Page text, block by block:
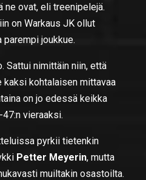
ovat, eli treenipelejä.
on Warkaus JK ollut
joukkue.
Sattui nimittäin niin, että
kaksi kohtalaisen mittavaa
on jo edessä keikka
vieraaksi.
pyrkii tietenkin
Petter Meyerin, mutta
muiltakin osastoilta.